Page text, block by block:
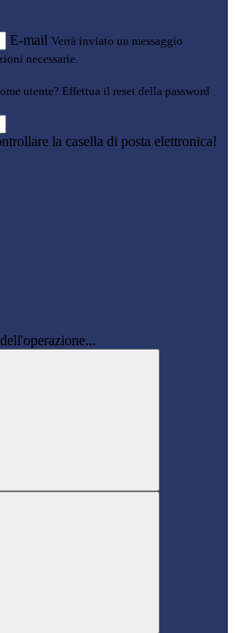
E-mail Verrà inviato un messaggio
necessarie.
utente? Effettua il reset della password
la casella di posta elettronica!